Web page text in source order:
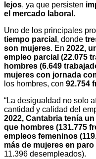
lejos, ya que persisten
el mercado laboral .
Uno de los principales
tiempo parcial , donde
son mujeres. En 2022,
empleo parcial (22.075
hombres (6.649
mujeres con jornada
los hombres, con 92.754
“La desigualdad no solo
cantidad y calidad del
2022, Cantabria tenía
que hombres (131.775
empleos femeninos
más de mujeres en paro
11.396 desempleados).